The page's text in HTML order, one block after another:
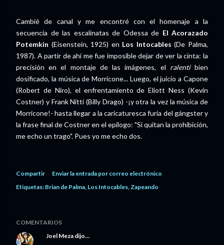
Cambié de canal y me encontré con el homenaje a la
secuencia de las escalinatas de Odessa de El Acorazado
Potemkin (Eisenstein, 1925) en Los Intocables (De Palma,
1987). A partir de ahí me fue imposible dejar de ver la cinta: la
precisión en el montaje de las imágenes, el ralentibien
dosificado, la música de Morricone... Luego, el juicio a Capone
(Robert de Niro), el enfrentamiento de Eliott Ness (Kevin
Costner) y Frank Nitti (Billy Drago) -¡y otra la vez la música de
Morricone!- hasta llegar a la caricaturesca furia del gángster y
la frase final de Costner en el epílogo: "Si quitan la prohibición,
me echo un trago". Pues yo me echo dos.
Compartir
Enviar la entrada por correo electrónico
Etiquetas: Brian de Palma Los Intocables Zapeando
COMENTARIOS
Joel Meza dijo…